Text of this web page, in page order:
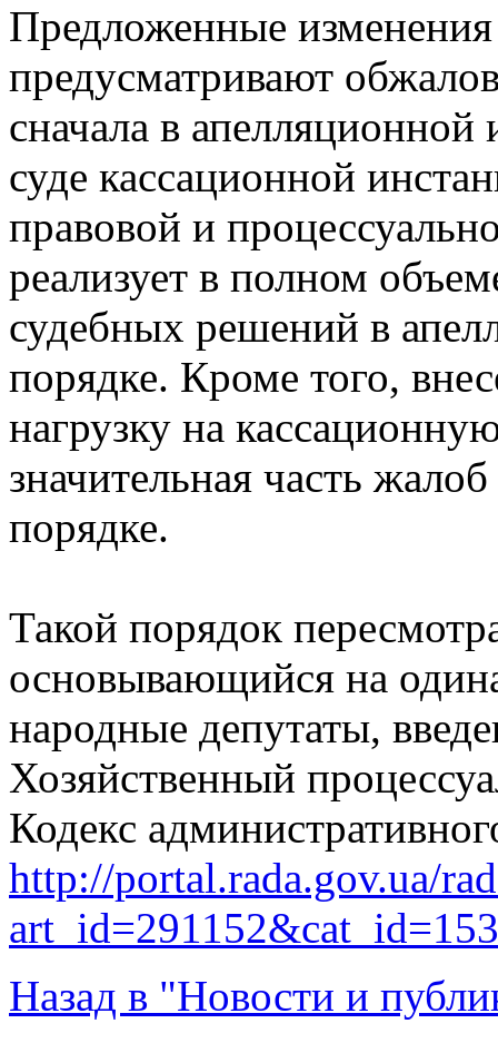
Предложенные
предусматривают
сначала в
суде кассационной
правовой и
реализует в полном
судебных решений в
порядке. Кроме того,
нагрузку на
значительная часть
порядке.
Такой порядок
основывающийся на
народные депутаты,
Хозяйственный
Кодекс
http://portal.rada.gov.ua/
Назад в "Новости и